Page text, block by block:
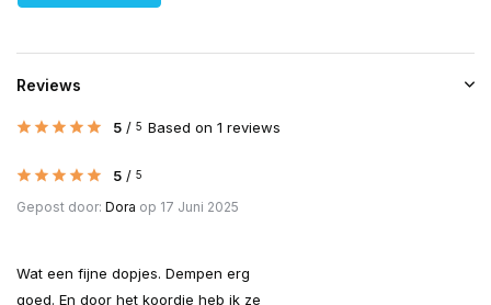
Reviews
5 / 5 Based on 1 reviews
5 / 5
Gepost door: Dora op 17 Juni 2025
Wat een fijne dopjes. Dempen erg
goed. En door het koordje heb ik ze